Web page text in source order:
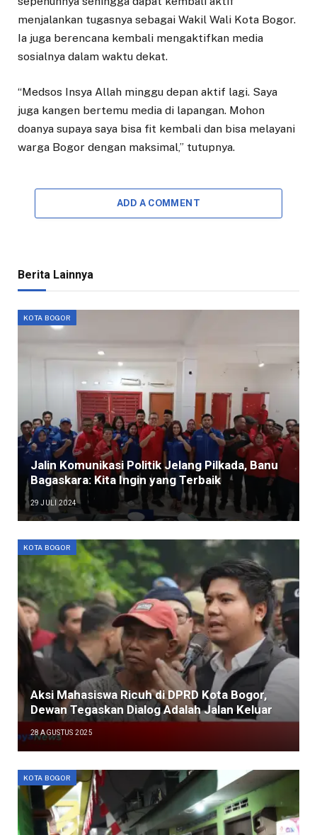
menjalankan tugasnya sebagai Wakil Wali Kota Bogor.
Ia juga berencana kembali mengaktifkan media
sosialnya dalam waktu dekat.
“Medsos Insya Allah minggu depan aktif lagi. Saya
juga kangen bertemu media di lapangan. Mohon
doanya supaya saya bisa fit kembali dan bisa melayani
warga Bogor dengan maksimal,” tutupnya.
ADD A COMMENT
Berita Lainnya
KOTA BOGOR
Jalin Komunikasi Politik Jelang Pilkada, Banu
Bagaskara: Kita Ingin yang Terbaik
29 JULI 2024
KOTA BOGOR
Aksi Mahasiswa Ricuh di DPRD Kota Bogor,
Dewan Tegaskan Dialog Adalah Jalan Keluar
28 AGUSTUS 2025
KOTA BOGOR